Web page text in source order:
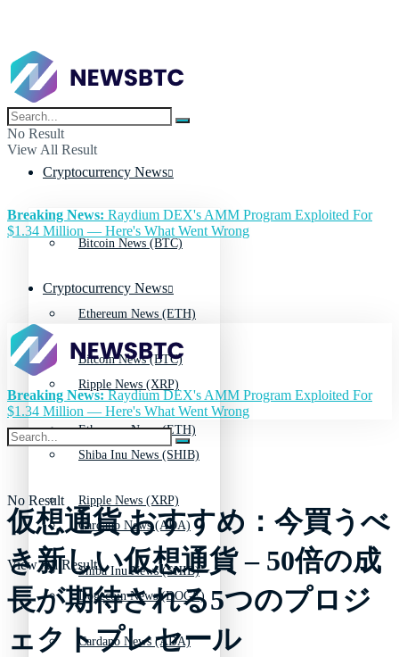
No Result
View All Result
Cryptocurrency News
Bitcoin News (BTC)
Ethereum News (ETH)
Ripple News (XRP)
Shiba Inu News (SHIB)
Cardano News (ADA)
Dogecoin News (DOGE)
Breaking News: Raydium DEX's AMM Program Exploited For
$1.34 Million — Here's What Went Wrong
Cryptocurrency News
Bitcoin News (BTC)
Ethereum News (ETH)
Ripple News (XRP)
Shiba Inu News (SHIB)
Cardano News (ADA)
No Result
View All Result
Breaking News:Raydium DEX's AMM Program Exploited For
$1.34 Million — Here's What Went Wrong
仮想通貨 おすすめ：今買うべ
き新しい仮想通貨 – 50倍の成
長が期待される5つのプロジ
ェクトプレセール